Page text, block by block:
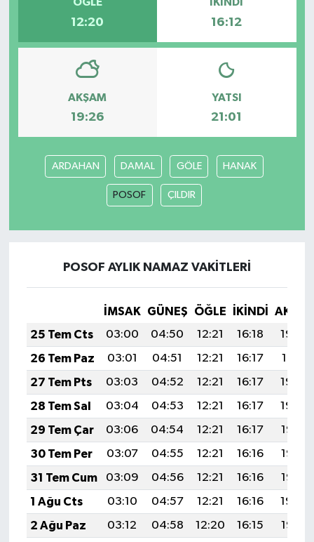
ÖĞLE
12:20
İKINDI
16:12
AKŞAM
19:26
YATSI
21:01
ARDAHAN DAMAL GÖLE HANAK
POSOF ÇILDIR
POSOF AYLIK NAMAZ VAKITLERI
İMSAK GÜNEŞ ÖĞLE İKINDI
25 Tem Cts
03:00 04:50 12:21 16:18
19:42
26 Tem Paz
03:01 04:51 12:21 16:17
19:41
27 Tem Pts
03:03 04:52 12:21 16:17
19:40
28 Tem Sal
03:04 04:53 12:21 16:17
19:39
29 Tem Çar
03:06 04:54 12:21 16:17
19:38
30 Tem Per
03:07 04:55 12:21 16:16
19:37
31 Tem Cum
03:09 04:56 12:21 16:16
19:36
1 Ağu Cts
03:10 04:57 12:21 16:16
19:34
2 Ağu Paz
03:12 04:58 12:20 16:15
19:33